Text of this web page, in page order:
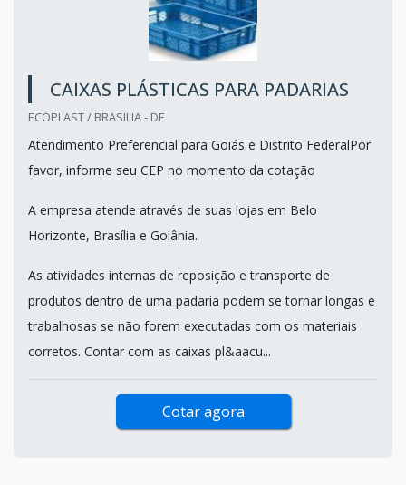
CAIXAS PLÁSTICAS PARA PADARIAS
ECOPLAST / BRASILIA - DF
Atendimento Preferencial para Goiás e Distrito FederalPor
favor, informe seu CEP no momento da cotação
A empresa atende através de suas lojas em Belo
Horizonte, Brasília e Goiânia.
As atividades internas de reposição e transporte de
produtos dentro de uma padaria podem se tornar longas e
trabalhosas se não forem executadas com os materiais
corretos. Contar com as caixas pl&aacu...
Cotar agora